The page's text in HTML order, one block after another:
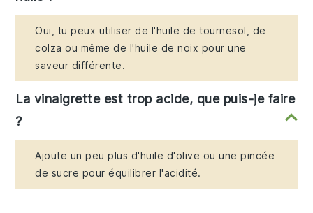
Oui, tu peux utiliser de l'huile de tournesol, de
colza ou même de l'huile de noix pour une
saveur différente.
La vinaigrette est trop acide, que puis-je faire
?
Ajoute un peu plus d'huile d'olive ou une pincée
de sucre pour équilibrer l'acidité.